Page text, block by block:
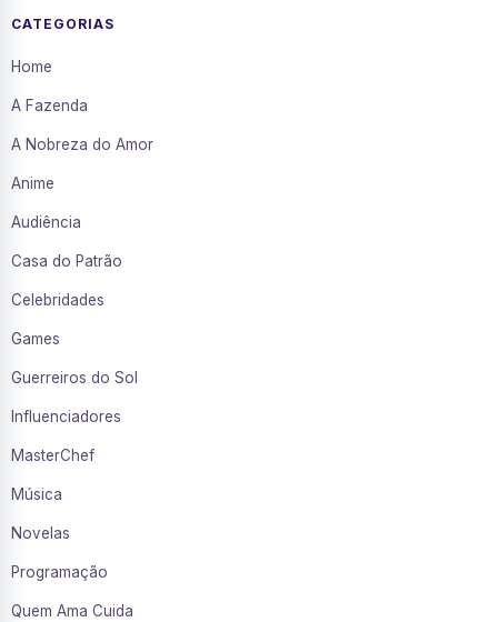
CATEGORIAS
Home
A Fazenda
A Nobreza do Amor
Anime
Audiência
Casa do Patrão
Celebridades
Games
Guerreiros do Sol
Influenciadores
MasterChef
Música
Novelas
Programação
Quem Ama Cuida